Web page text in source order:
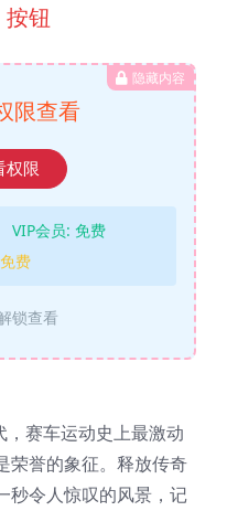
钮
隐藏内容
限查看
权限
VIP会员: 免费
免费
锁查看
，赛车运动史上最激动
荣誉的象征。释放传奇
秒令人惊叹的风景，记